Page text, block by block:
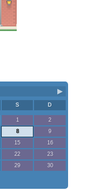
▶
S D
1
2
8
9
15
16
22
23
29
30